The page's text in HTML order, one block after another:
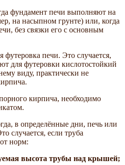
фундамент печи выполняют на
на насыпном грунте) или, когда
без связки его с основным
футеровка печи. Это случается,
для футеровки кислотостойкий
виду, практически не
кирпича, необходимо
в определённые дни, печь или
случается, если труба
норм:
высота трубы над крышей;